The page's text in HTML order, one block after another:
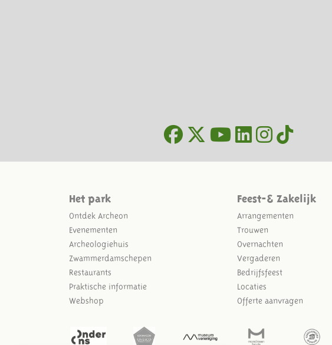
Het park
Ontdek Archeon
Evenementen
Archeologiehuis
Zwammerdamschepen
Restaurants
Praktische informatie
Webshop
Feest-& Zakelijk
Arrangementen
Trouwen
Overnachten
Vergaderen
Bedrijfsfeest
Locaties
Offerte aanvragen